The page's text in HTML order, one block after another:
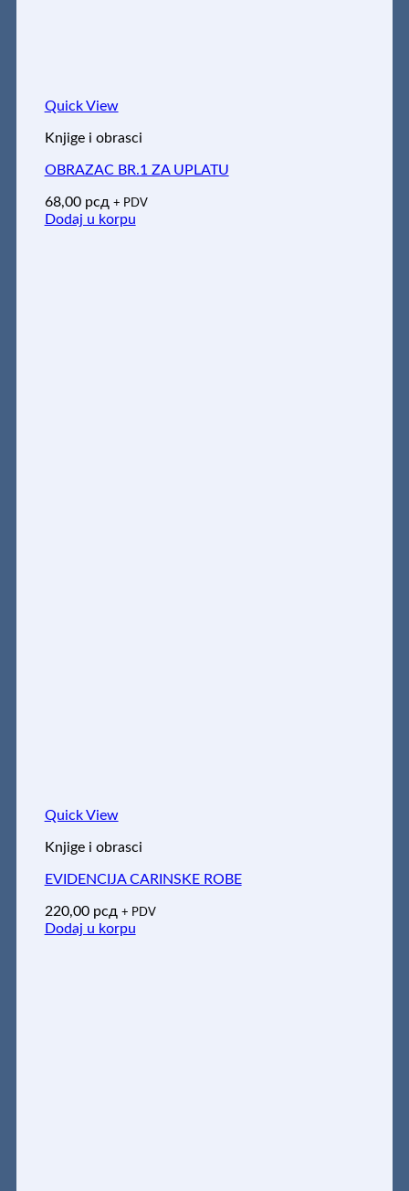
Quick View
Knjige i obrasci
OBRAZAC BR.1 ZA UPLATU
68,00 рсд + PDV
Dodaj u korpu
Quick View
Knjige i obrasci
EVIDENCIJA CARINSKE ROBE
220,00 рсд + PDV
Dodaj u korpu